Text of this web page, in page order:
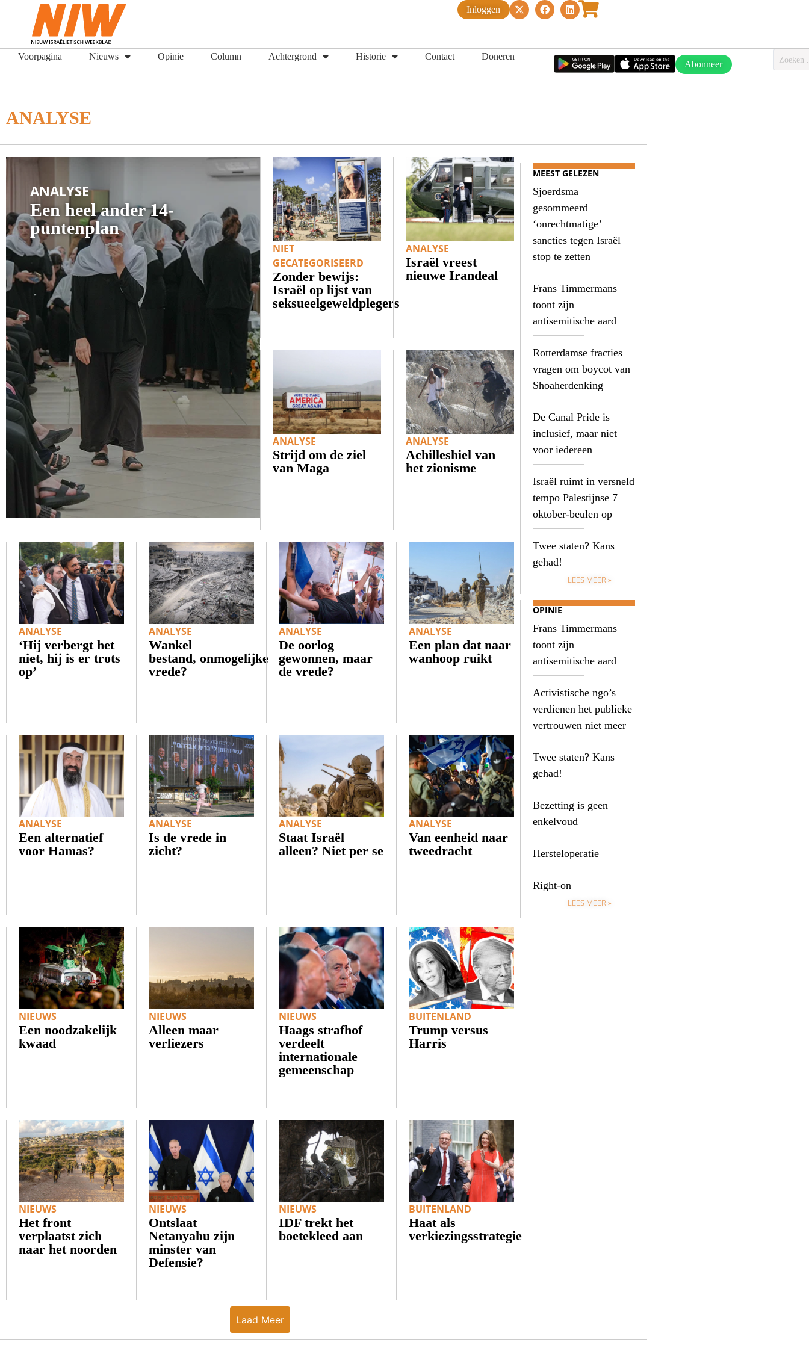
Inloggen
Voorpagina Nieuws Opinie Column Achtergrond Historie Contact Doneren
Abonneer
ANALYSE
ANALYSE
Een heel ander 14-
puntenplan
NIET
GECATEGORISEERD
Zonder bewijs:
Israël op lijst van
seksueelgeweldplegers
ANALYSE
Israël vreest
nieuwe Irandeal
ANALYSE
Strijd om de ziel
van Maga
ANALYSE
Achilleshiel van
het zionisme
ANALYSE
‘Hij verbergt het
niet, hij is er trots
op’
ANALYSE
Wankel
bestand, onmogelijke
vrede?
ANALYSE
De oorlog
gewonnen, maar
de vrede?
ANALYSE
Een plan dat naar
wanhoop ruikt
ANALYSE
Een alternatief
voor Hamas?
ANALYSE
Is de vrede in
zicht?
ANALYSE
Staat Israël
alleen? Niet per se
ANALYSE
Van eenheid naar
tweedracht
NIEUWS
Een noodzakelijk
kwaad
NIEUWS
Alleen maar
verliezers
NIEUWS
Haags strafhof
verdeelt
internationale
gemeenschap
BUITENLAND
Trump versus
Harris
NIEUWS
Het front
verplaatst zich
naar het noorden
NIEUWS
Ontslaat
Netanyahu zijn
minster van
Defensie?
NIEUWS
IDF trekt het
boetekleed aan
BUITENLAND
Haat als
verkiezingsstrategie
Laad Meer
MEEST GELEZEN
Sjoerdsma
gesommeerd
‘onrechtmatige’
sancties tegen Israël
stop te zetten
Frans Timmermans
toont zijn
antisemitische aard
Rotterdamse fracties
vragen om boycot van
Shoaherdenking
De Canal Pride is
inclusief, maar niet
voor iedereen
Israël ruimt in versneld
tempo Palestijnse 7
oktober-beulen op
Twee staten? Kans
gehad!
LEES MEER »
OPINIE
Frans Timmermans
toont zijn
antisemitische aard
Activistische ngo’s
verdienen het publieke
vertrouwen niet meer
Twee staten? Kans
gehad!
Bezetting is geen
enkelvoud
Hersteloperatie
Right-on
LEES MEER »